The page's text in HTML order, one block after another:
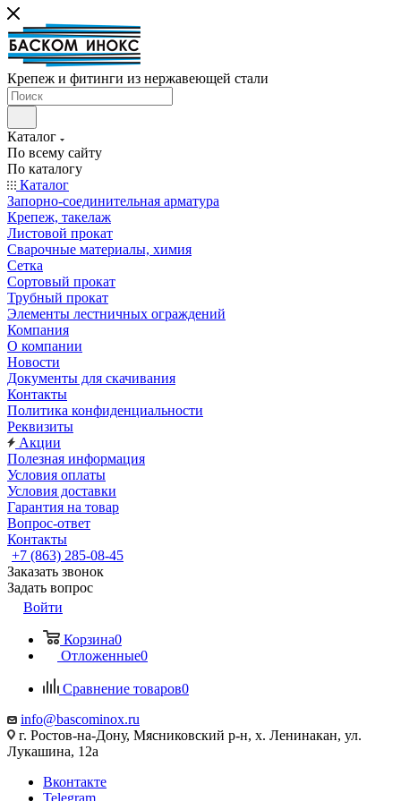
Крепеж и фитинги из нержавеющей стали
Каталог
По всему сайту
По каталогу
Каталог
Запорно-соединительная арматура
Крепеж, такелаж
Листовой прокат
Сварочные материалы, химия
Сетка
Сортовый прокат
Трубный прокат
Элементы лестничных ограждений
Компания
О компании
Новости
Документы для скачивания
Контакты
Политика конфиденциальности
Реквизиты
Акции
Полезная информация
Условия оплаты
Условия доставки
Гарантия на товар
Вопрос-ответ
Контакты
+7 (863) 285-08-45
Заказать звонок
Задать вопрос
Войти
Корзина0
Отложенные0
Сравнение товаров0
info@bascominox.ru
г. Ростов-на-Дону, Мясниковский р-н, х. Ленинакан, ул.
Лукашина, 12а
Вконтакте
Telegram